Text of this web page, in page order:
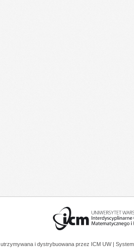
utrzymywana i dystrybuowana przez ICM UW |